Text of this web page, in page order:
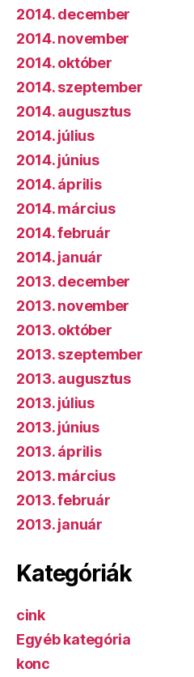
2014. december
2014. november
2014. október
2014. szeptember
2014. augusztus
2014. július
2014. június
2014. április
2014. március
2014. február
2014. január
2013. december
2013. november
2013. október
2013. szeptember
2013. augusztus
2013. július
2013. június
2013. április
2013. március
2013. február
2013. január
Kategóriák
cink
Egyéb kategória
konc